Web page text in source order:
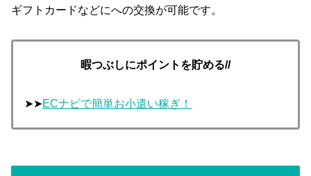
ギフトカードなどにへの交換が可能です。
暇つぶしにポイントを貯める//
➤➤ECナビで簡単お小遣い稼ぎ！